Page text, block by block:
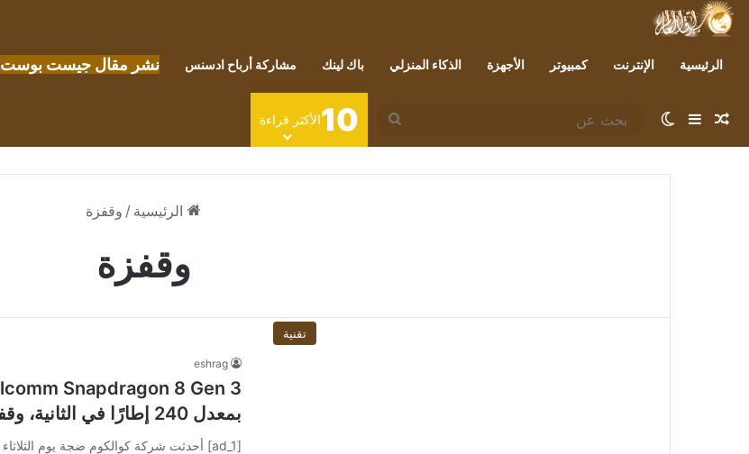
الرئيسية الإنترنت كمبيوتر الأجهزة الذكاء المنزلي باك لينك مشاركة أرباح ادسنس نشر مقال جيست بوست
مقال عشوائي
إضافة عمود جانبي
الوضع المظلم
بحث
عن
10الأكثر قراءة
الرئيسية / وقفزة
وقفزة
تقنية
eshrag
بمعدل 240 إطارًا في الثانية، وقفزة في الحوسبة المحمولة